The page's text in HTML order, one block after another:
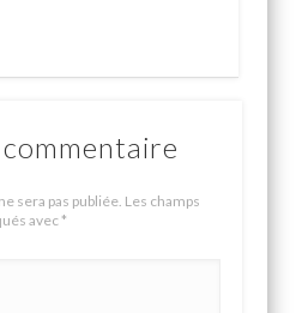
sera pas publiée. Les champs
avec*